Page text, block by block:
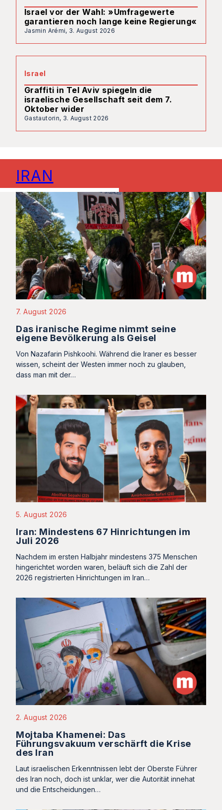
Israel vor der Wahl: »Umfragewerte
garantieren noch lange keine Regierung«
Jasmin Arémi, 3. August 2026
Israel
Graffiti in Tel Aviv spiegeln die
israelische Gesellschaft seit dem 7.
Oktober wider
Gastautorin, 3. August 2026
IRAN
7. August 2026
Das iranische Regime nimmt seine
eigene Bevölkerung als Geisel
Von Nazafarin Pishkoohi. Während die Iraner es besser
wissen, scheint der Westen immer noch zu glauben,
dass man mit der…
5. August 2026
Iran: Mindestens 67 Hinrichtungen im
Juli 2026
Nachdem im ersten Halbjahr mindestens 375 Menschen
hingerichtet worden waren, beläuft sich die Zahl der
2026 registrierten Hinrichtungen im Iran…
2. August 2026
Mojtaba Khamenei: Das
Führungsvakuum verschärft die Krise
des Iran
Laut israelischen Erkenntnissen lebt der Oberste Führer
des Iran noch, doch ist unklar, wer die Autorität innehat
und die Entscheidungen…